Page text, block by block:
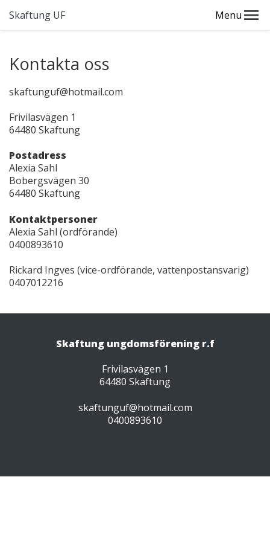
Skaftung UF Menu
Kontakta oss
skaftunguf@hotmail.com
Frivilasvägen 1
64480 Skaftung
Postadress
Alexia Sahl
Bobergsvägen 30
64480 Skaftung
Kontaktpersoner
Alexia Sahl (ordförande)
0400893610
Rickard Ingves (vice-ordförande, vattenpostansvarig)
0407012216
Skaftung ungdomsförening r.f
Frivilasvägen 1
64480 Skaftung
skaftunguf@hotmail.com
0400893610